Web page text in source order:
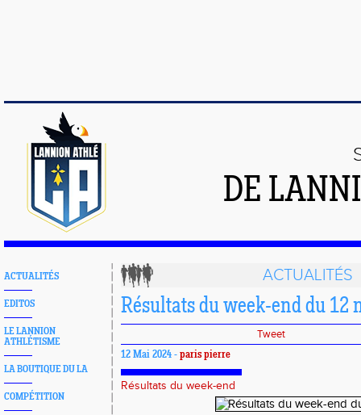
DE
ACTUALITÉS
EDITOS
LE LANNION
ATHLÉTISME
LA BOUTIQUE DU LA
COMPÉTITION
ACTUALITÉS
Résultats du week-end du 12
Tweet
12 Mai 2024 - paris pierre
Résultats du week-end